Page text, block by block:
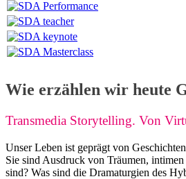
Wie erzählen wir heute
Transmedia Storytelling. Von
Unser Leben ist geprägt von
Sie sind Ausdruck von Träumen,
sind? Was sind die Dramaturgien des